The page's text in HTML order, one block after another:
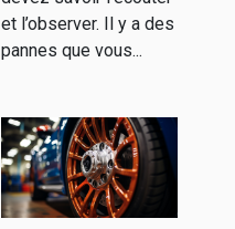
et l’observer. Il y a des
pannes que vous...